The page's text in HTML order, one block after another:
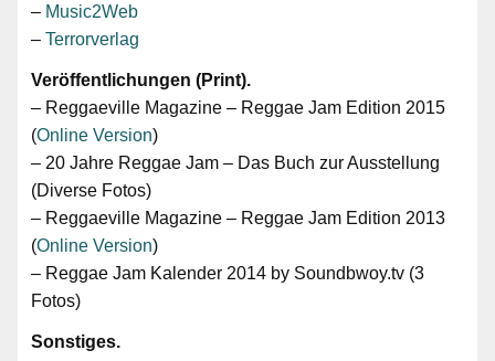
– Music2Web
– Terrorverlag
Veröffentlichungen (Print).
– Reggaeville Magazine – Reggae Jam Edition 2015
(Online Version)
– 20 Jahre Reggae Jam – Das Buch zur Ausstellung
(Diverse Fotos)
– Reggaeville Magazine – Reggae Jam Edition 2013
(Online Version)
– Reggae Jam Kalender 2014 by Soundbwoy.tv (3
Fotos)
Sonstiges.